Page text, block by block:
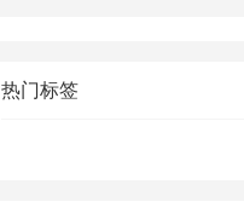
热门标签